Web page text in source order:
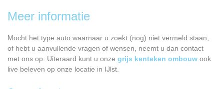
Meer informatie
Mocht het type auto waarnaar u zoekt (nog) niet vermeld staan,
of hebt u aanvullende vragen of wensen, neemt u dan contact
met ons op. Uiteraard kunt u onze grijs kenteken ombouw ook
live beleven op onze locatie in IJlst.